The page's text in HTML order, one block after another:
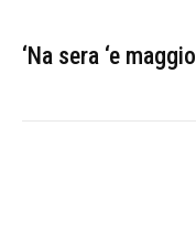
‘Na sera ‘e maggio